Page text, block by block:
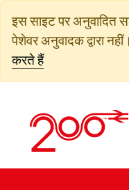
जाएं
इस साइट पर अनुवादित
पेशेवर अनुवादक द्वारा नहीं।
करते हैं